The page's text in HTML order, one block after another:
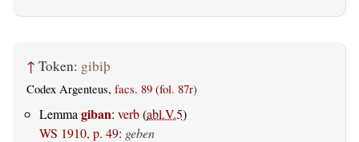
↑ Token: gibiþ
Codex Argenteus, facs. 89 (fol. 87r)
Lemma giban: verb(abl.V.5)
WS 1910, p. 49: geben